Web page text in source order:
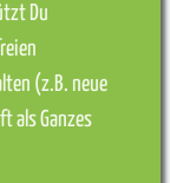
Du
(z.B. neue
als Ganzes